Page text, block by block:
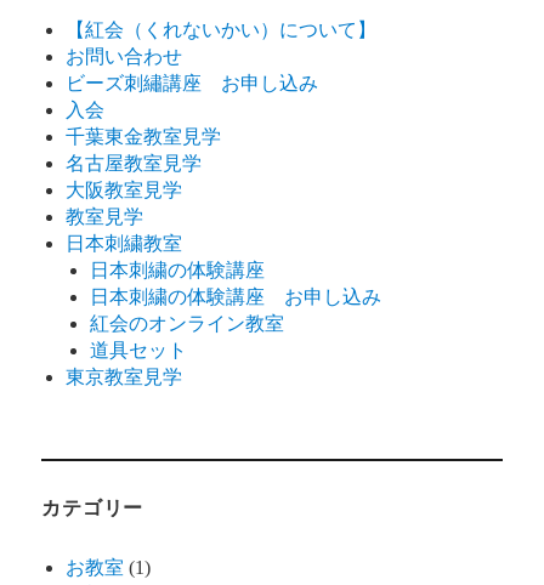
【紅会（くれないかい）について】
お問い合わせ
ビーズ刺繡講座 お申し込み
入会
千葉東金教室見学
名古屋教室見学
大阪教室見学
教室見学
日本刺繍教室
日本刺繍の体験講座
日本刺繍の体験講座 お申し込み
紅会のオンライン教室
道具セット
東京教室見学
カテゴリー
お教室 (1)